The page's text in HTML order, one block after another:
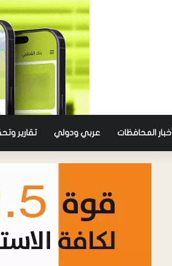
أخبار المحافظات عربي ودولي تقارير